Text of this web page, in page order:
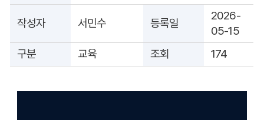
작성자 서민수 등록일
2026-
05-15
구분
교육 조회 174